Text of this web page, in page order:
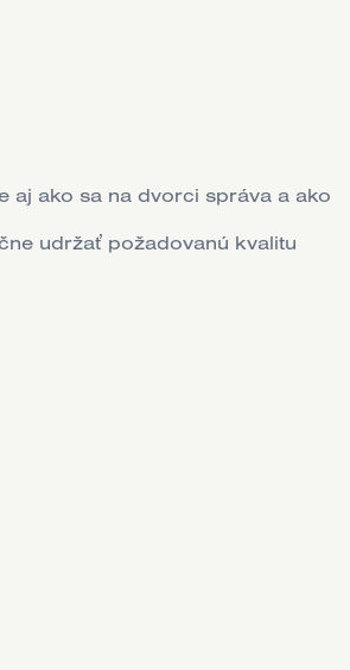
aj ako sa na dvorci správa a ako
udržať požadovanú kvalitu